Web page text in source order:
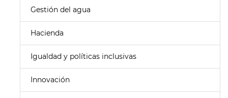
Gestión del agua
Hacienda
Igualdad y políticas inclusivas
Innovación